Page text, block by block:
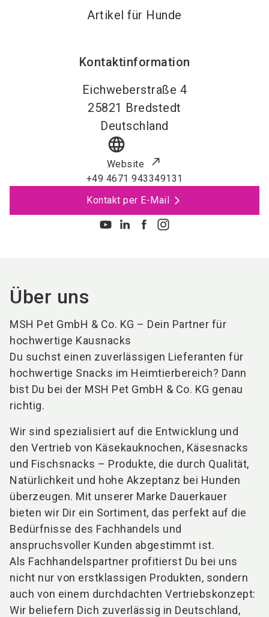
Artikel für Hunde
Kontaktinformation
Eichweberstraße 4
25821 Bredstedt
Deutschland
language
Website
+49 4671 943349131
Kontakt per E-Mail
Über uns
MSH Pet GmbH & Co. KG – Dein Partner für
hochwertige Kausnacks
Du suchst einen zuverlässigen Lieferanten für
hochwertige Snacks im Heimtierbereich? Dann
bist Du bei der MSH Pet GmbH & Co. KG genau
richtig.
Wir sind spezialisiert auf die Entwicklung und
den Vertrieb von Käsekauknochen, Käsesnacks
und Fischsnacks – Produkte, die durch Qualität,
Natürlichkeit und hohe Akzeptanz bei Hunden
überzeugen. Mit unserer Marke Dauerkauer
bieten wir Dir ein Sortiment, das perfekt auf die
Bedürfnisse des Fachhandels und
anspruchsvoller Kunden abgestimmt ist.
Als Fachhandelspartner profitierst Du bei uns
nicht nur von erstklassigen Produkten, sondern
auch von einem durchdachten Vertriebskonzept:
Wir beliefern Dich zuverlässig in Deutschland,